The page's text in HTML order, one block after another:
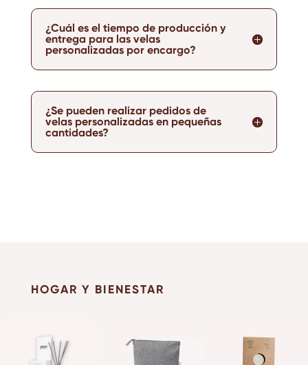
¿Cuál es el tiempo de producción y
entrega para las velas
personalizadas por encargo?
¿Se pueden realizar pedidos de
velas personalizadas en pequeñas
cantidades?
HOGAR Y BIENESTAR